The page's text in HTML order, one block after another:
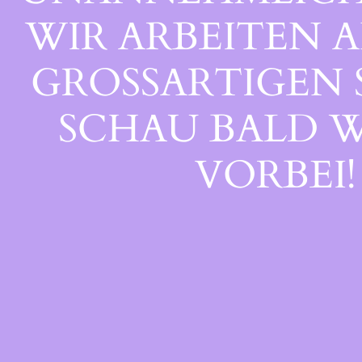
WIR ARBEITEN
GROSSARTIGEN
CHAU BALD
ORBEI!